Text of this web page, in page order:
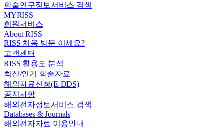
학술연구정보서비스 검색
MYRISS
회원서비스
About RISS
RISS 처음 방문 이세요?
고객센터
RISS 활용도 분석
최신/인기 학술자료
해외자료신청(E-DDS)
공지사항
해외전자정보서비스 검색
Databases & Journals
해외전자자료 이용안내